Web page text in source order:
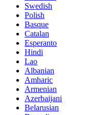
Swedish
Polish
Basque
Catalan
Esperanto
Hindi
Lao
Albanian
Amharic
Armenian
Azerbaijani
Belarusian